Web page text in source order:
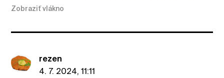
Zobraziť vlákno
rezen
4. 7. 2024, 11:11